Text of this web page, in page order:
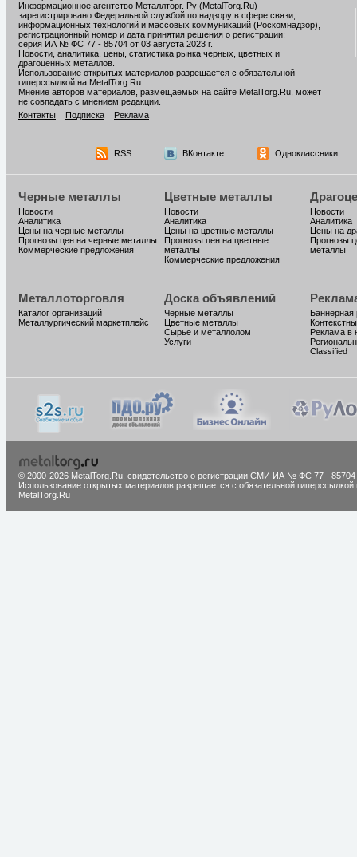
Информационное агентство Металлторг. Ру (MetalTorg.Ru)
зарегистрировано Федеральной службой по надзору в сфере связи,
информационных технологий и массовых коммуникаций (Роскомнадзор),
регистрационный номер и дата принятия решения о регистрации:
серия ИА № ФС 77 - 85704 от 03 августа 2023 г.
Новости, аналитика, цены, статистика рынка черных, цветных и
драгоценных металлов.
Использование открытых материалов разрешается с обязательной
гиперссылкой на MetalTorg.Ru
Мнение авторов материалов, размещаемых на сайте MetalTorg.Ru, может
не совпадать с мнением редакции.
Контакты
Подписка Реклама
RSS ВКонтакте Одноклассники
Черные металлы
Новости
Аналитика
Цены на черные металлы
Прогнозы цен на черные металлы
Коммерческие предложения
Цветные металлы
Новости
Аналитика
Цены на цветные металлы
Прогнозы цен на цветные
металлы
Коммерческие предложения
Новости
Аналитика
Цены на
Прогнозы
металлы
Металлоторговля
Каталог организаций
Металлургический маркетплейс
Доска объявлений
Черные металлы
Цветные металлы
Сырье и металлолом
Услуги
Баннерная
Реклама в
Classified
© 2000-2026 MetalTorg.Ru, cвидетельство о регистрации СМИ ИА № ФС 77 - 85704
Использование открытых материалов разрешается с обязательной гиперссылкой
MetalTorg.Ru